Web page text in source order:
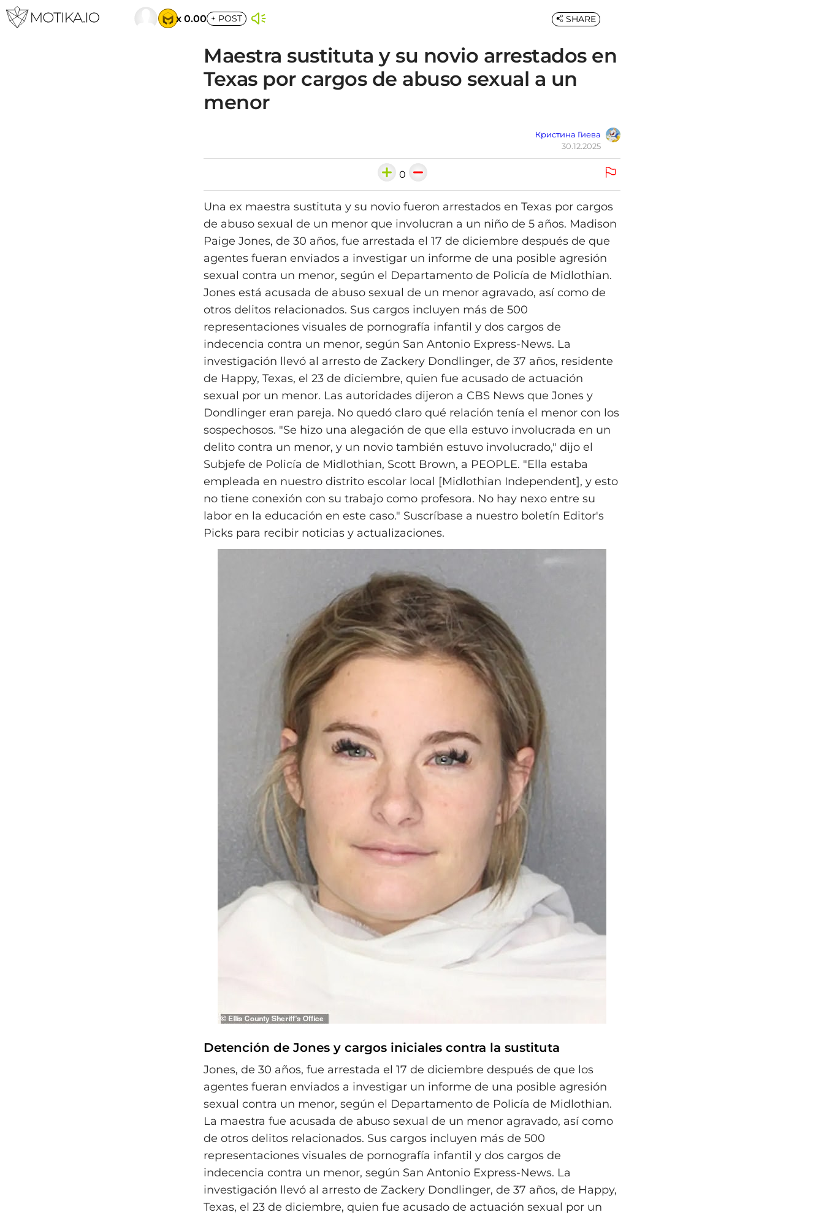
x 0.00 + POST
Maestra sustituta y su novio arrestados en
Texas por cargos de abuso sexual a un
menor
Кристина Гиева
30.12.2025
SHARE
0
Una ex maestra sustituta y su novio fueron arrestados en Texas por cargos
de abuso sexual de un menor que involucran a un niño de 5 años. Madison
Paige Jones, de 30 años, fue arrestada el 17 de diciembre después de que
agentes fueran enviados a investigar un informe de una posible agresión
sexual contra un menor, según el Departamento de Policía de Midlothian.
Jones está acusada de abuso sexual de un menor agravado, así como de
otros delitos relacionados. Sus cargos incluyen más de 500
representaciones visuales de pornografía infantil y dos cargos de
indecencia contra un menor, según San Antonio Express-News. La
investigación llevó al arresto de Zackery Dondlinger, de 37 años, residente
de Happy, Texas, el 23 de diciembre, quien fue acusado de actuación
sexual por un menor. Las autoridades dijeron a CBS News que Jones y
Dondlinger eran pareja. No quedó claro qué relación tenía el menor con los
sospechosos. "Se hizo una alegación de que ella estuvo involucrada en un
delito contra un menor, y un novio también estuvo involucrado," dijo el
Subjefe de Policía de Midlothian, Scott Brown, a PEOPLE. "Ella estaba
empleada en nuestro distrito escolar local [Midlothian Independent], y esto
no tiene conexión con su trabajo como profesora. No hay nexo entre su
labor en la educación en este caso." Suscríbase a nuestro boletín Editor's
Picks para recibir noticias y actualizaciones.
Detención de Jones y cargos iniciales contra la sustituta
Jones, de 30 años, fue arrestada el 17 de diciembre después de que los
agentes fueran enviados a investigar un informe de una posible agresión
sexual contra un menor, según el Departamento de Policía de Midlothian.
La maestra fue acusada de abuso sexual de un menor agravado, así como
de otros delitos relacionados. Sus cargos incluyen más de 500
representaciones visuales de pornografía infantil y dos cargos de
indecencia contra un menor, según San Antonio Express-News. La
investigación llevó al arresto de Zackery Dondlinger, de 37 años, de Happy,
Texas, el 23 de diciembre, quien fue acusado de actuación sexual por un